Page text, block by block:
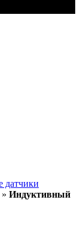
датчики
» Индуктивный